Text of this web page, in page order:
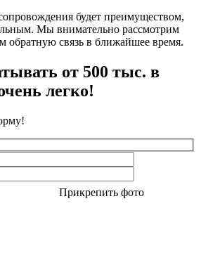
будет преимуществом,
Мы внимательно рассмотрим
обратную связь в ближайшее время.
от 500 тыс. в
легко!
Прикрепить фото